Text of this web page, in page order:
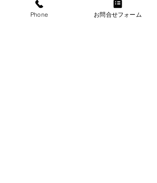
Phone お問合せフォーム